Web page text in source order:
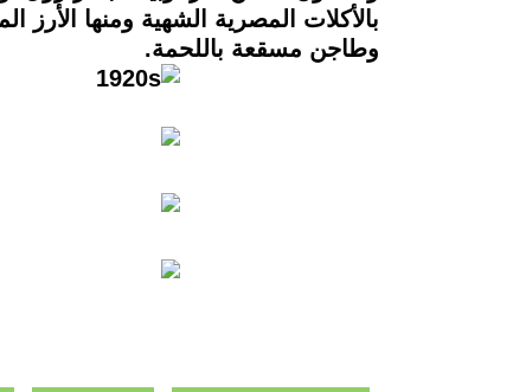
بالأكلات المصرية الشهية ومنها الأرز
وطاجن مسقعة باللحمة.